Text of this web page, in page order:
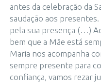
antes da celebração da
saudação aos
pela sua presença (…)
bem que a Mãe está
Maria nos acompanha
sempre presente para
confiança, vamos rezar